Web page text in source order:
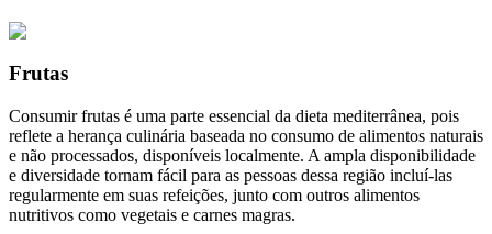
Frutas
Consumir frutas é uma parte essencial da dieta mediterrânea, pois
reflete a herança culinária baseada no consumo de alimentos naturais
e não processados, disponíveis localmente. A ampla disponibilidade
e diversidade tornam fácil para as pessoas dessa região incluí-las
regularmente em suas refeições, junto com outros alimentos
nutritivos como vegetais e carnes magras.